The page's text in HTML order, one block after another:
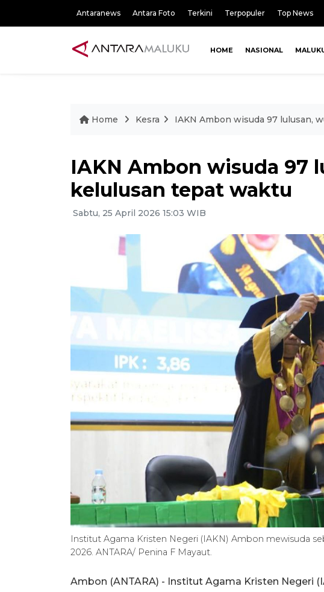
Antaranews Antara Foto Terkini Terpopuler Top News
HOME NASIONAL
Home Kesra IAKN Ambon wisuda 97 lulusan,
IAKN Ambon wisuda 97
kelulusan tepat waktu
Sabtu, 25 April 2026 15:03 WIB
Institut Agama Kristen Negeri (IAKN) Ambon mewisuda
2026. ANTARA/ Penina F Mayaut.
Ambon (ANTARA) - Institut Agama Kristen Negeri